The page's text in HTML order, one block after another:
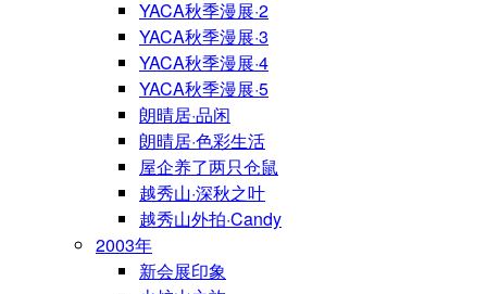
YACA秋季漫展·2
YACA秋季漫展·3
YACA秋季漫展·4
YACA秋季漫展·5
朗晴居·品闲
朗晴居·色彩生活
屋企养了两只仓鼠
越秀山·深秋之叶
越秀山外拍·Candy
2003年
新会展印象